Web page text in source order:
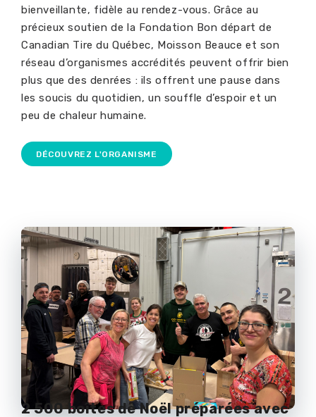
bienveillante, fidèle au rendez-vous. Grâceau
précieux soutien de la Fondation Bon départ de
Canadian Tire du Québec, Moisson Beauce et son
réseau d’organismes accrédités peuvent offrir bien
plus que des denrées : ils offrentune pause dans
les soucis duquotidien, un souffle d’espoir et un
peu de chaleur humaine.
DÉCOUVREZ L'ORGANISME
2 500 boîtes de Noël préparées avec